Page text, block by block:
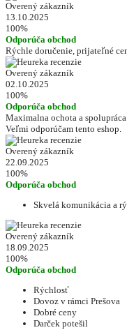
Overený zákazník
13.10.2025
100%
Odporúča obchod
Rýchle doručenie, prijateľné
Overený zákazník
02.10.2025
100%
Odporúča obchod
Maximalna ochota a
Veľmi odporúčam tento eshop.
Overený zákazník
22.09.2025
100%
Odporúča obchod
Skvelá komunikácia a
Overený zákazník
18.09.2025
100%
Odporúča obchod
Rýchlosť
Dovoz v rámci Prešova
Dobré ceny
Darček potešil